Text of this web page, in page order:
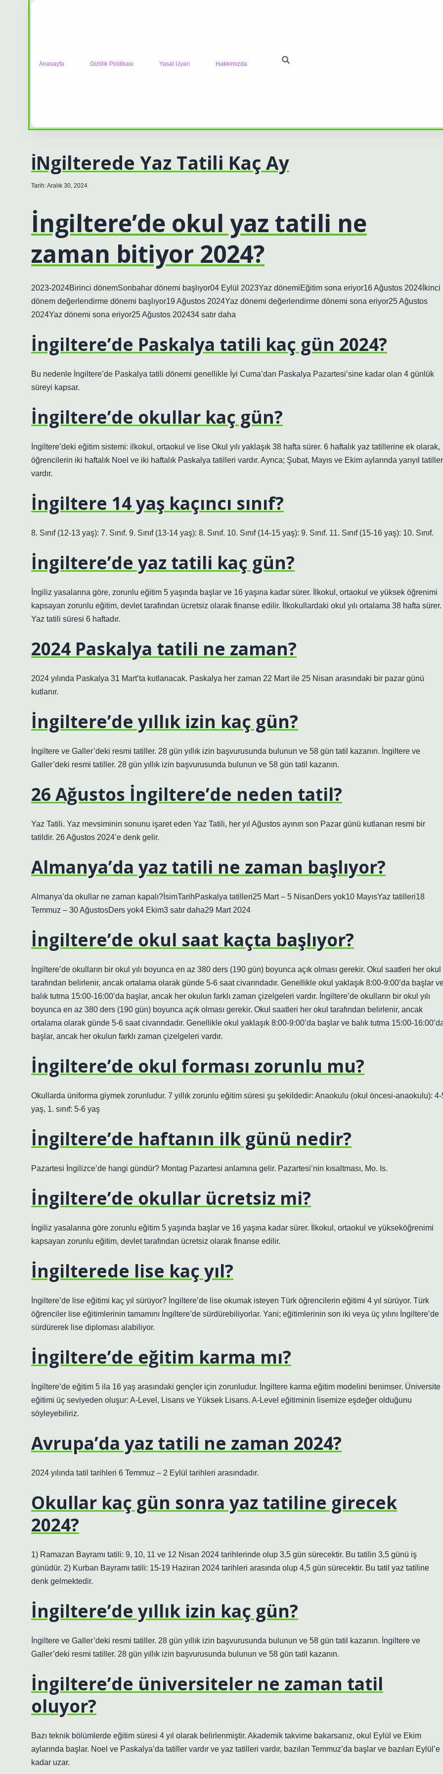
Anasayfa Gizlilik Politikası Yasal Uyarı Hakkımızda
İNgilterede Yaz Tatili Kaç Ay
Tarih: Aralık 30, 2024
İngiltere’de okul yaz tatili ne
zaman bitiyor 2024?
2023-2024Birinci dönemSonbahar dönemi başlıyor04 Eylül 2023Yaz dönemiEğitim sona eriyor16 Ağustos 2024İkinci
dönem değerlendirme dönemi başlıyor19 Ağustos 2024Yaz dönemi değerlendirme dönemi sona eriyor25 Ağustos
2024Yaz dönemi sona eriyor25 Ağustos 202434 satır daha
İngiltere’de Paskalya tatili kaç gün 2024?
Bu nedenle İngiltere’de Paskalya tatili dönemi genellikle İyi Cuma’dan Paskalya Pazartesi’sine kadar olan 4 günlük
süreyi kapsar.
İngiltere’de okullar kaç gün?
İngiltere’deki eğitim sistemi: ilkokul, ortaokul ve lise Okul yılı yaklaşık 38 hafta sürer. 6 haftalık yaz tatillerine ek olarak,
öğrencilerin iki haftalık Noel ve iki haftalık Paskalya tatilleri vardır. Ayrıca; Şubat, Mayıs ve Ekim aylarında yarıyıl
vardır.
İngiltere 14 yaş kaçıncı sınıf?
8. Sınıf (12-13 yaş): 7. Sınıf. 9. Sınıf (13-14 yaş): 8. Sınıf. 10. Sınıf (14-15 yaş): 9. Sınıf. 11. Sınıf (15-16 yaş): 10. Sınıf.
İngiltere’de yaz tatili kaç gün?
İngiliz yasalarına göre, zorunlu eğitim 5 yaşında başlar ve 16 yaşına kadar sürer. İlkokul, ortaokul ve yüksek öğrenimi
kapsayan zorunlu eğitim, devlet tarafından ücretsiz olarak finanse edilir. İlkokullardaki okul yılı ortalama 38 hafta sürer.
Yaz tatili süresi 6 haftadır.
2024 Paskalya tatili ne zaman?
2024 yılında Paskalya 31 Mart’ta kutlanacak. Paskalya her zaman 22 Mart ile 25 Nisan arasındaki bir pazar günü
kutlanır.
İngiltere’de yıllık izin kaç gün?
İngiltere ve Galler’deki resmi tatiller. 28 gün yıllık izin başvurusunda bulunun ve 58 gün tatil kazanın. İngiltere ve
Galler’deki resmi tatiller. 28 gün yıllık izin başvurusunda bulunun ve 58 gün tatil kazanın.
26 Ağustos İngiltere’de neden tatil?
Yaz Tatili. Yaz mevsiminin sonunu işaret eden Yaz Tatili, her yıl Ağustos ayının son Pazar günü kutlanan resmi bir
tatildir. 26 Ağustos 2024’e denk gelir.
Almanya’da yaz tatili ne zaman başlıyor?
Almanya’da okullar ne zaman kapalı?İsimTarihPaskalya tatilleri25 Mart – 5 NisanDers yok10 MayısYaz tatilleri18
Temmuz – 30 AğustosDers yok4 Ekim3 satır daha29 Mart 2024
İngiltere’de okul saat kaçta başlıyor?
İngiltere’de okulların bir okul yılı boyunca en az 380 ders (190 gün) boyunca açık olması gerekir. Okul saatleri her okul
tarafından belirlenir, ancak ortalama olarak günde 5-6 saat civarındadır. Genellikle okul yaklaşık 8:00-9:00’da başlar
balık tutma 15:00-16:00’da başlar, ancak her okulun farklı zaman çizelgeleri vardır. İngiltere’de okulların bir okul yılı
boyunca en az 380 ders (190 gün) boyunca açık olması gerekir. Okul saatleri her okul tarafından belirlenir, ancak
ortalama olarak günde 5-6 saat civarındadır. Genellikle okul yaklaşık 8:00-9:00’da başlar ve balık tutma 15:00-
başlar, ancak her okulun farklı zaman çizelgeleri vardır.
İngiltere’de okul forması zorunlu mu?
Okullarda üniforma giymek zorunludur. 7 yıllık zorunlu eğitim süresi şu şekildedir: Anaokulu (okul öncesi-anaokulu): 4-
yaş, 1. sınıf: 5-6 yaş
İngiltere’de haftanın ilk günü nedir?
Pazartesi İngilizce’de hangi gündür? Montag Pazartesi anlamına gelir. Pazartesi’nin kısaltması, Mo. Is.
İngiltere’de okullar ücretsiz mi?
İngiliz yasalarına göre zorunlu eğitim 5 yaşında başlar ve 16 yaşına kadar sürer. İlkokul, ortaokul ve yükseköğrenimi
kapsayan zorunlu eğitim, devlet tarafından ücretsiz olarak finanse edilir.
İngilterede lise kaç yıl?
İngiltere’de lise eğitimi kaç yıl sürüyor? İngiltere’de lise okumak isteyen Türk öğrencilerin eğitimi 4 yıl sürüyor. Türk
öğrenciler lise eğitimlerinin tamamını İngiltere’de sürdürebiliyorlar. Yani; eğitimlerinin son iki veya üç yılını İngiltere’de
sürdürerek lise diploması alabiliyor.
İngiltere’de eğitim karma mı?
İngiltere’de eğitim 5 ila 16 yaş arasındaki gençler için zorunludur. İngiltere karma eğitim modelini benimser. Üniversite
eğitimi üç seviyeden oluşur: A-Level, Lisans ve Yüksek Lisans. A-Level eğitiminin lisemize eşdeğer olduğunu
söyleyebiliriz.
Avrupa’da yaz tatili ne zaman 2024?
2024 yılında tatil tarihleri ​​6 Temmuz – 2 Eylül tarihleri ​​arasındadır.
Okullar kaç gün sonra yaz tatiline girecek
2024?
1) Ramazan Bayramı tatili: 9, 10, 11 ve 12 Nisan 2024 tarihlerinde olup 3,5 gün sürecektir. Bu tatilin 3,5 günü iş
günüdür. 2) Kurban Bayramı tatili: 15-19 Haziran 2024 tarihleri ​​arasında olup 4,5 gün sürecektir. Bu tatil yaz tatiline
denk gelmektedir.
İngiltere’de yıllık izin kaç gün?
İngiltere ve Galler’deki resmi tatiller. 28 gün yıllık izin başvurusunda bulunun ve 58 gün tatil kazanın. İngiltere ve
Galler’deki resmi tatiller. 28 gün yıllık izin başvurusunda bulunun ve 58 gün tatil kazanın.
İngiltere’de üniversiteler ne zaman tatil
oluyor?
Bazı teknik bölümlerde eğitim süresi 4 yıl olarak belirlenmiştir. Akademik takvime bakarsanız, okul Eylül ve Ekim
aylarında başlar. Noel ve Paskalya’da tatiller vardır ve yaz tatilleri vardır, bazıları Temmuz’da başlar ve bazıları Eylül’e
kadar uzar.